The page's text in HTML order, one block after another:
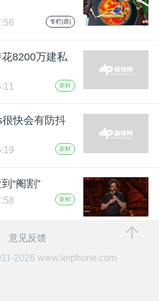
专栏(原)
8200万建私
新鲜
快会有防抖
新鲜
“阉割”
新鲜
意见反馈
2026 www.leiphone.com